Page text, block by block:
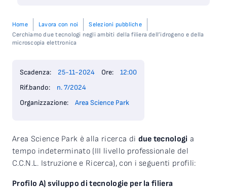
Home Lavora con noi
Selezioni pubbliche
Cerchiamo due tecnologi negli ambiti della filiera dell’idrogeno e della
microscopia elettronica
Scadenza: 25-11-2024 Ore:
12:00
Rif.bando:
n. 7/2024
Organizzazione:
Area Science Park
Area Science Park è alla ricerca di due tecnologi a
tempo indeterminato (III livello professionale del
C.C.N.L. Istruzione e Ricerca), con i seguenti profili:
Profilo A) sviluppo di tecnologie per la filiera